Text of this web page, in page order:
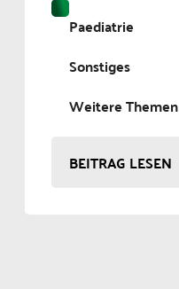
Paediatrie
Sonstiges
Weitere Themen
BEITRAG LESEN